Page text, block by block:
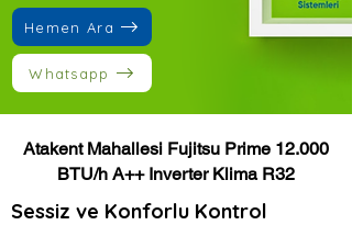
Hemen Ara
Whatsapp
Atakent Mahallesi Fujitsu Prime 12.000
BTU/h A++ Inverter Klima R32
Sessiz ve Konforlu Kontrol